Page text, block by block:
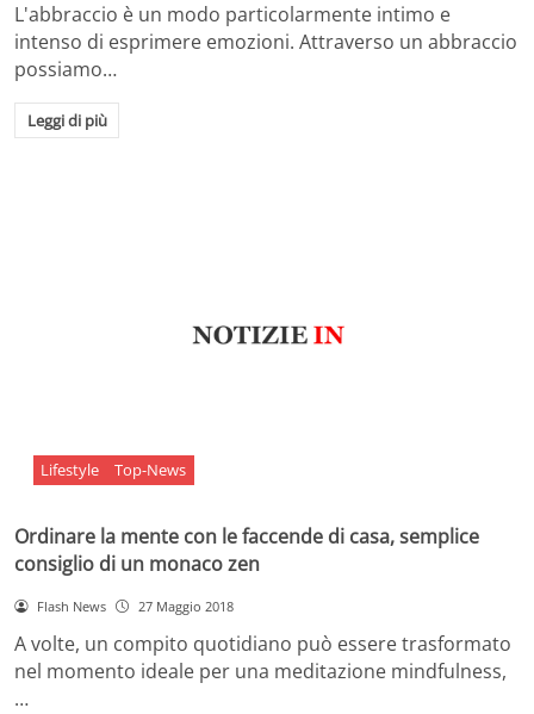
L'abbraccio è un modo particolarmente intimo e
intenso di esprimere emozioni. Attraverso un abbraccio
possiamo…
Leggi di più
Lifestyle Top-News
Ordinare la mente con le faccende di casa, semplice
consiglio di un monaco zen
Flash News 27 Maggio 2018
A volte, un compito quotidiano può essere trasformato
nel momento ideale per una meditazione mindfulness,
…